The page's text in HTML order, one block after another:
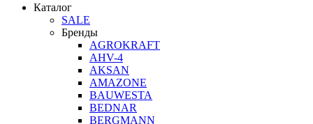
Каталог
SALE
Бренды
AGROKRAFT
AHV-4
AKSAN
AMAZONE
BAUWESTA
BEDNAR
BERGMANN